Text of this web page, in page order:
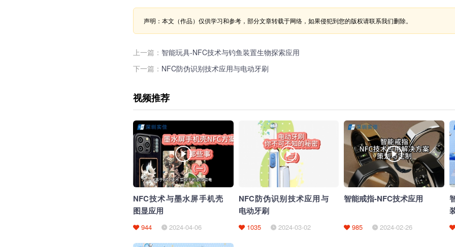
声明：本文（作品）仅供学习和参考，部分文章转载于网络，如果侵犯到您的版权请联系我们删除。
上一篇： 智能玩具-NFC技术与钓鱼装置生物探索应用
下一篇： NFC防伪识别技术应用与电动牙刷
视频推荐
NFC技术与墨水屏手机壳
图显应用
944 2024-04-06
NFC防伪识别技术应用与
电动牙刷
1035 2024-03-02
智能戒指-NFC技术应用
985 2024-02-26